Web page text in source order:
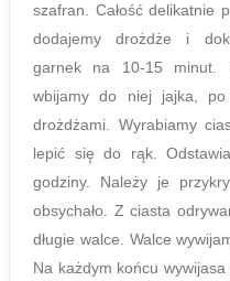
szafran. Całość delikatnie
dodajemy drożdże i
garnek na 10-15 minut.
wbijamy do niej jajka,
drożdżami. Wyrabiamy
lepić się do rąk.
godziny. Należy je
obsychało. Z ciasta
długie walce. Walce
Na każdym końcu